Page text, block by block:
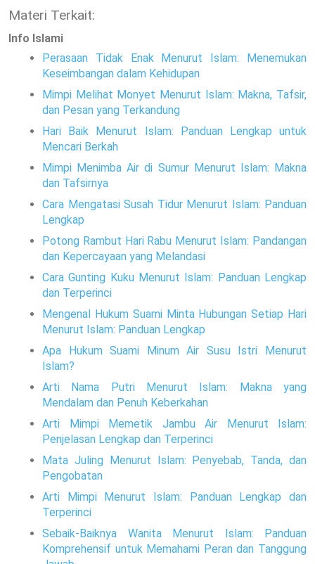
Materi Terkait:
Info Islami
Perasaan Tidak Enak Menurut Islam: Menemukan
Keseimbangan dalam Kehidupan
Mimpi Melihat Monyet Menurut Islam: Makna, Tafsir,
dan Pesan yang Terkandung
Hari Baik Menurut Islam: Panduan Lengkap untuk
Mencari Berkah
Mimpi Menimba Air di Sumur Menurut Islam: Makna
dan Tafsirnya
Cara Mengatasi Susah Tidur Menurut Islam: Panduan
Lengkap
Potong Rambut Hari Rabu Menurut Islam: Pandangan
dan Kepercayaan yang Melandasi
Cara Gunting Kuku Menurut Islam: Panduan Lengkap
dan Terperinci
Mengenal Hukum Suami Minta Hubungan Setiap Hari
Menurut Islam: Panduan Lengkap
Apa Hukum Suami Minum Air Susu Istri Menurut
Islam?
Arti Nama Putri Menurut Islam: Makna yang
Mendalam dan Penuh Keberkahan
Arti Mimpi Memetik Jambu Air Menurut Islam:
Penjelasan Lengkap dan Terperinci
Mata Juling Menurut Islam: Penyebab, Tanda, dan
Pengobatan
Arti Mimpi Menurut Islam: Panduan Lengkap dan
Terperinci
Sebaik-Baiknya Wanita Menurut Islam: Panduan
Komprehensif untuk Memahami Peran dan Tanggung